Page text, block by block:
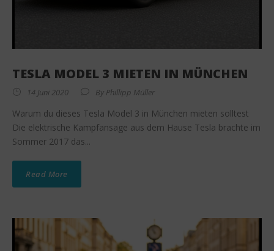
TESLA MODEL 3 MIETEN IN MÜNCHEN
14 Juni 2020 By Phillipp Müller
Warum du dieses Tesla Model 3 in München mieten solltest
Die elektrische Kampfansage aus dem Hause Tesla brachte im
Sommer 2017 das...
Read More